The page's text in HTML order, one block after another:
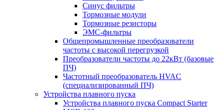
Синус фильтры
Тормозные модули
Тормозные резисторы
ЭМС-фильтры
Общепромышленные преобразователи
частоты с высокой перегрузкой
Преобразователи частоты до 22кВт (базовые
ПЧ)
Частотный преобразователь HVAC
(специализированный ПЧ)
Устройства плавного пуска
Устройства плавного пуска Compact Starter